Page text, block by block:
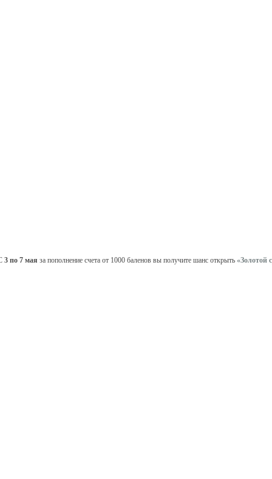
3 по 7 мая за пополнение счета от 1000 баленов вы получите шанс открыть «Золотой